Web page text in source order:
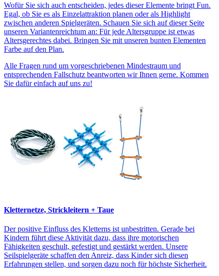
Wofür Sie sich auch entscheiden, jedes dieser Elemente bringt Fun.
Egal, ob Sie es als Einzelattraktion planen oder als Highlight
zwischen anderen Spielgeräten. Schauen Sie sich auf dieser Seite
unseren Variantenreichtum an: Für jede Altersgruppe ist etwas
Altersgerechtes dabei. Bringen Sie mit unseren bunten Elementen
Farbe auf den Plan.
Alle Fragen rund um vorgeschriebenen Mindestraum und
entsprechenden Fallschutz beantworten wir Ihnen gerne. Kommen
Sie dafür einfach auf uns zu!
Kletternetze, Strickleitern + Taue
Der positive Einfluss des Kletterns ist unbestritten. Gerade bei
Kindern führt diese Aktivität dazu, dass ihre motorischen
Fähigkeiten geschult, gefestigt und gestärkt werden. Unsere
Seilspielgeräte schaffen den Anreiz, dass Kinder sich diesen
Erfahrungen stellen, und sorgen dazu noch für höchste Sicherheit.